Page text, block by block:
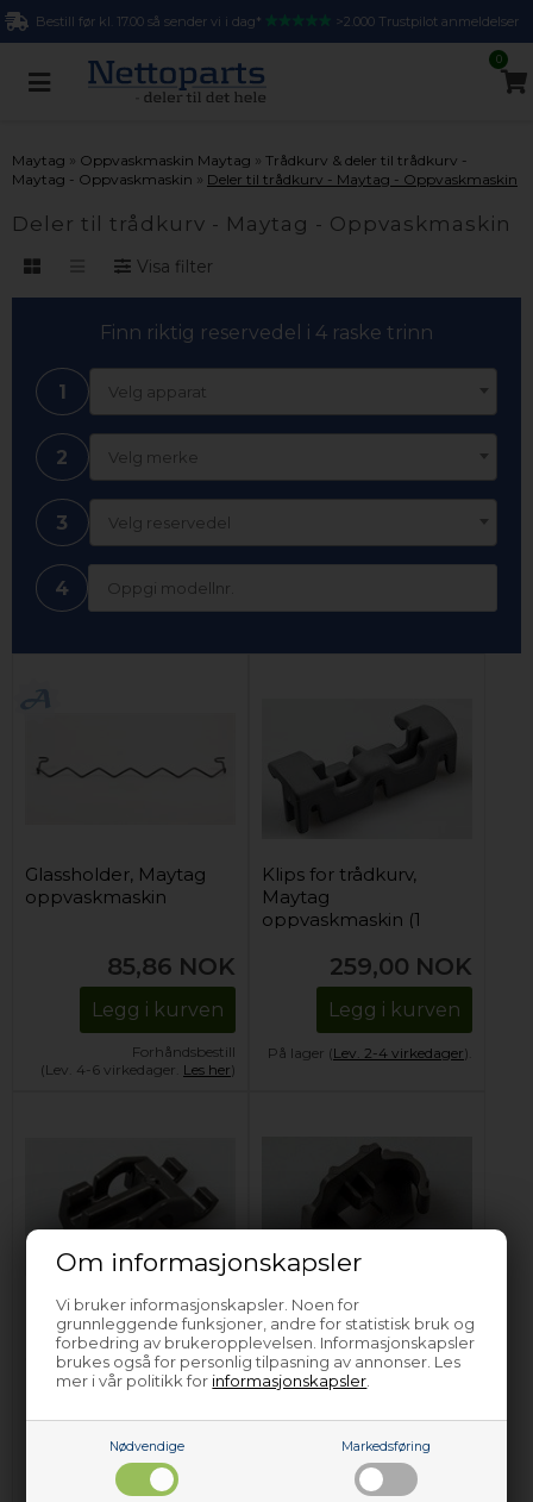
Om informasjonskapsler
Vi bruker informasjonskapsler. Noen for
grunnleggende funksjoner, andre for statistisk bruk og
forbedring av brukeropplevelsen. Informasjonskapsler
brukes også for personlig tilpasning av annonser. Les
mer i vår politikk for informasjonskapsler
Nødvendige Markedsføring
Bestill før kl. 17.00 så sender vi i dag* >2.000 Trustpilot anmeldelser
0
Maytag » Oppvaskmaskin Maytag » Trådkurv & deler til trådkurv -
Maytag - Oppvaskmaskin » Deler til trådkurv - Maytag - Oppvaskmaskin
Deler til trådkurv - Maytag - Oppvaskmaskin
Visa filter
Finn riktig reservedel i 4 raske trinn
1 Velg apparat
2 Velg merke
3 Velg reservedel
4
Glassholder, Maytag
oppvaskmaskin
85,86 NOK
Legg i kurven
Forhåndsbestill
(Lev. 4-6 virkedager. Les her)
Klips for trådkurv,
Maytag
oppvaskmaskin (1
259,00 NOK
Legg i kurven
På lager (Lev. 2-4 virkedager).
Klips for trådkurv,
Maytag
oppvaskmaskin (1
Legg i kurven
Lev. 2-4 virkedager
Kurvstopper, Maytag
oppvaskmaskin
(bakerst)
Legg i kurven
Lev. 2-4 virkedager